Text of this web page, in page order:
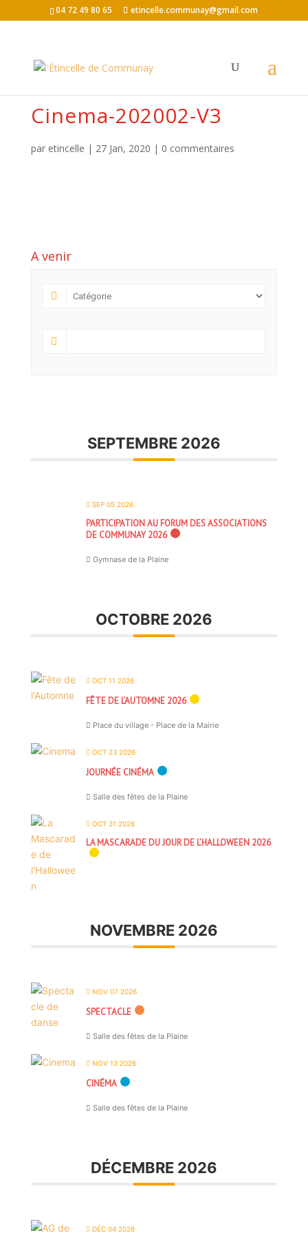
04 72 49 80 65 etincelle.communay@gmail.com
Cinema-202002-V3
par etincelle | 27 Jan, 2020 | 0 commentaires
A venir
SEPTEMBRE 2026
SEP 05 2026
PARTICIPATION AU FORUM DES ASSOCIATIONS
DE COMMUNAY 2026
Gymnase de la Plaine
OCTOBRE 2026
OCT 11 2026
FÊTE DE L’AUTOMNE 2026
Place du village - Place de la Mairie
OCT 23 2026
JOURNÉE CINÉMA
Salle des fêtes de la Plaine
OCT 31 2026
LA MASCARADE DU JOUR DE L’HALLOWEEN 2026
NOVEMBRE 2026
NOV 07 2026
SPECTACLE
Salle des fêtes de la Plaine
NOV 13 2026
CINÉMA
Salle des fêtes de la Plaine
DÉCEMBRE 2026
DÉC 04 2026